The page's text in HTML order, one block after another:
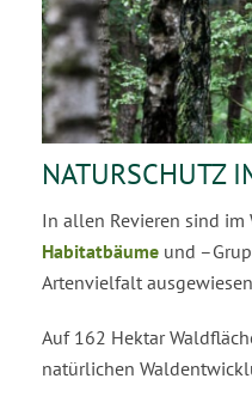
NATURSCHUTZ
In allen Revieren sind im
Habitatbäume und
Artenvielfalt
Auf 162 Hektar
natürlichen